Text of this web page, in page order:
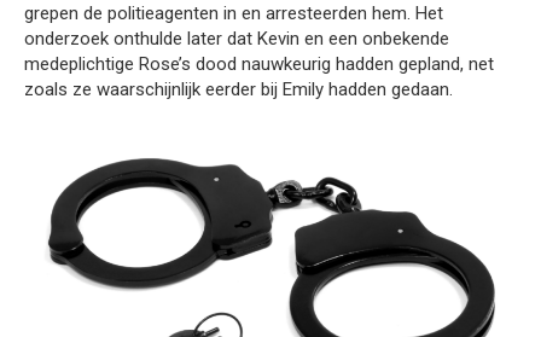
grepen de politieagenten in en arresteerden hem. Het
onderzoek onthulde later dat Kevin en een onbekende
medeplichtige Rose’s dood nauwkeurig hadden gepland, net
zoals ze waarschijnlijk eerder bij Emily hadden gedaan.